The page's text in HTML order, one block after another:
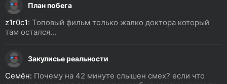
План побега
z1r0c1: Топовый фильм только жалко доктора который
там остался...
Закулисье реальности
Семён: Почему на 42 минуте слышен смех? если что